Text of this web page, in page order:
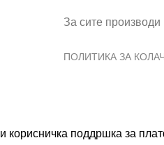
За сите производи
ПОЛИТИКА ЗА
поддршка за